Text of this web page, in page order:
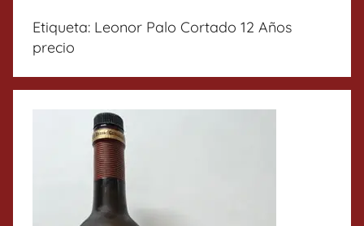
Etiqueta: Leonor Palo Cortado 12 Años
precio